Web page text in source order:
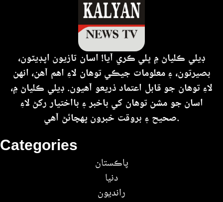
Categories
پاڪستان
دنيا
رانديون
ڊيلي ڪلياڻ ۾ ڀلي ڪري آيا! اسان تازيون اپڊيٽون،
بصيرتون، ۽ معلومات جيڪي توهان لاءِ اهم آهن، انهن
لاءِ توهان جو قابل اعتماد ذريعو آهيون. ڊيلي ڪلياڻ ۾،
اسان جو مشن توهان کي باخبر ۽ بااختيار رکڻ لاءِ
صحيح ۽ بروقت خبرون پهچائڻ آهي.